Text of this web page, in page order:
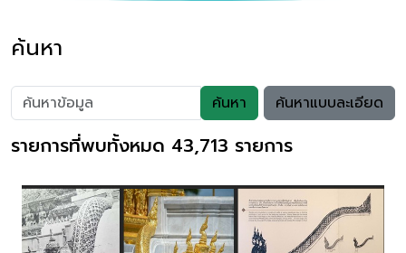
ค้นหา
ค้นหา ค้นหาแบบละเอียด
รายการที่พบทั้งหมด 43,713 รายการ